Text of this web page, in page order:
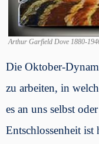
Arthur Garfield Dove 1880-
Die Oktober-
zu arbeiten, in
es an uns selbst
Entschlossenheit ist